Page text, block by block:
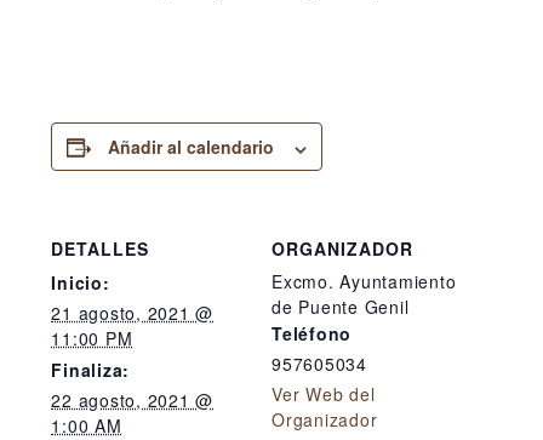
Añadir al calendario
DETALLES
Inicio:
21 agosto, 2021 @
11:00 PM
Finaliza:
22 agosto, 2021 @
1:00 AM
ORGANIZADOR
Excmo. Ayuntamiento
de Puente Genil
Teléfono
957605034
Ver Web del
Organizador